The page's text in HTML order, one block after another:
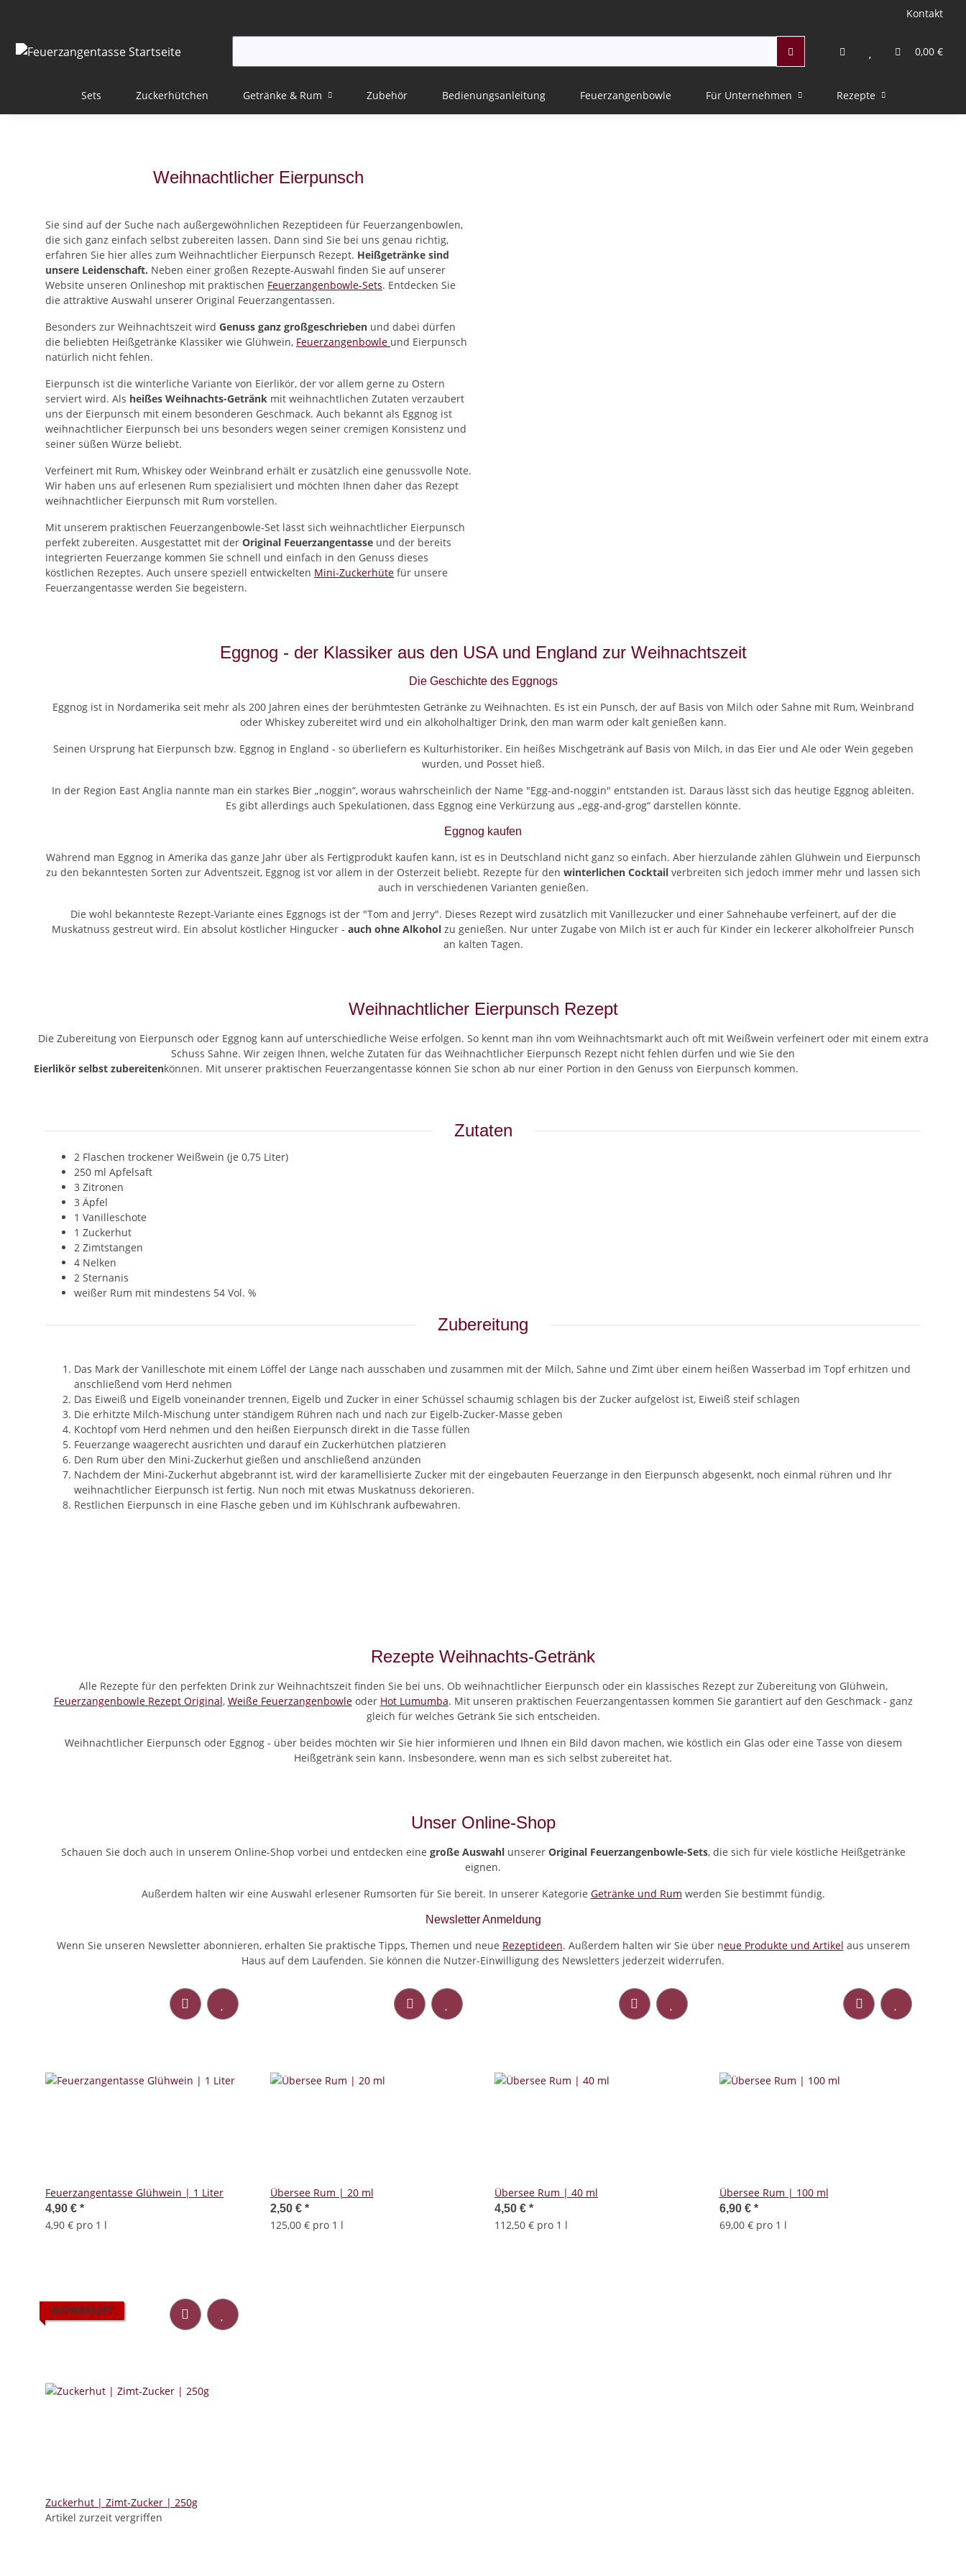
Kontakt
0,00 €
Sets Zuckerhütchen Getränke & Rum Zubehör Bedienungsanleitung Feuerzangenbowle Für Unternehmen Rezepte
Weihnachtlicher Eierpunsch
Sie sind auf der Suche nach außergewöhnlichen Rezeptideen für Feuerzangenbowlen,
die sich ganz einfach selbst zubereiten lassen. Dann sind Sie bei uns genau richtig,
erfahren Sie hier alles zum Weihnachtlicher Eierpunsch Rezept. Heißgetränke sind
unsere Leidenschaft. Neben einer großen Rezepte-Auswahl finden Sie auf unserer
Website unseren Onlineshop mit praktischen Feuerzangenbowle-Sets. Entdecken Sie
die attraktive Auswahl unserer Original Feuerzangentassen.
Besonders zur Weihnachtszeit wird Genuss ganz großgeschrieben und dabei dürfen
die beliebten Heißgetränke Klassiker wie Glühwein, Feuerzangenbowle und Eierpunsch
natürlich nicht fehlen.
Eierpunsch ist die winterliche Variante von Eierlikör, der vor allem gerne zu Ostern
serviert wird. Als heißes Weihnachts-Getränk mit weihnachtlichen Zutaten verzaubert
uns der Eierpunsch mit einem besonderen Geschmack. Auch bekannt als Eggnog ist
weihnachtlicher Eierpunsch bei uns besonders wegen seiner cremigen Konsistenz und
seiner süßen Würze beliebt.
Verfeinert mit Rum, Whiskey oder Weinbrand erhält er zusätzlich eine genussvolle Note.
Wir haben uns auf erlesenen Rum spezialisiert und möchten Ihnen daher das Rezept
weihnachtlicher Eierpunsch mit Rum vorstellen.
Mit unserem praktischen Feuerzangenbowle-Set lässt sich weihnachtlicher Eierpunsch
perfekt zubereiten. Ausgestattet mit der Original Feuerzangentasse und der bereits
integrierten Feuerzange kommen Sie schnell und einfach in den Genuss dieses
köstlichen Rezeptes. Auch unsere speziell entwickelten Mini-Zuckerhüte für unsere
Feuerzangentasse werden Sie begeistern.
Eggnog - der Klassiker aus den USA und England zur Weihnachtszeit
Die Geschichte des Eggnogs
Eggnog ist in Nordamerika seit mehr als 200 Jahren eines der berühmtesten Getränke zu Weihnachten. Es ist ein Punsch, der auf Basis von Milch oder Sahne mit Rum, Weinbrand
oder Whiskey zubereitet wird und ein alkoholhaltiger Drink, den man warm oder kalt genießen kann.
Seinen Ursprung hat Eierpunsch bzw. Eggnog in England - so überliefern es Kulturhistoriker. Ein heißes Mischgetränk auf Basis von Milch, in das Eier und Ale oder Wein gegeben
wurden, und Posset hieß.
In der Region East Anglia nannte man ein starkes Bier „noggin“, woraus wahrscheinlich der Name "Egg-and-noggin" entstanden ist. Daraus lässt sich das heutige Eggnog ableiten.
Es gibt allerdings auch Spekulationen, dass Eggnog eine Verkürzung aus „egg-and-grog“ darstellen könnte.
Eggnog kaufen
Während man Eggnog in Amerika das ganze Jahr über als Fertigprodukt kaufen kann, ist es in Deutschland nicht ganz so einfach. Aber hierzulande zählen Glühwein und Eierpunsch
zu den bekanntesten Sorten zur Adventszeit, Eggnog ist vor allem in der Osterzeit beliebt. Rezepte für den winterlichen Cocktailverbreiten sich jedoch immer mehr und lassen sich
auch in verschiedenen Varianten genießen.
Die wohl bekannteste Rezept-Variante eines Eggnogs ist der "Tom and Jerry". Dieses Rezept wird zusätzlich mit Vanillezucker und einer Sahnehaube verfeinert, auf der die
Muskatnuss gestreut wird. Ein absolut köstlicher Hingucker - auch ohne Alkohol zu genießen. Nur unter Zugabe von Milch ist er auch für Kinder ein leckerer alkoholfreier Punsch
an kalten Tagen.
Weihnachtlicher Eierpunsch Rezept
Die Zubereitung von Eierpunsch oder Eggnog kann auf unterschiedliche Weise erfolgen. So kennt man ihn vom Weihnachtsmarkt auch oft mit Weißwein verfeinert oder mit einem extra
Schuss Sahne. Wir zeigen Ihnen, welche Zutaten für das Weihnachtlicher Eierpunsch Rezept nicht fehlen dürfen und wie Sie den
Eierlikör selbst zubereitenkönnen. Mit unserer praktischen Feuerzangentasse können Sie schon ab nur einer Portion in den Genuss von Eierpunsch kommen.
Zutaten
2 Flaschen trockener Weißwein (je 0,75 Liter)
250 ml Apfelsaft
3 Zitronen
3 Äpfel
1 Vanilleschote
1 Zuckerhut
2 Zimtstangen
4 Nelken
2 Sternanis
weißer Rum mit mindestens 54 Vol. %
Zubereitung
Das Mark der Vanilleschote mit einem Löffel der Länge nach ausschaben und zusammen mit der Milch, Sahne und Zimt über einem heißen Wasserbad im Topf erhitzen und
anschließend vom Herd nehmen
Das Eiweiß und Eigelb voneinander trennen, Eigelb und Zucker in einer Schüssel schaumig schlagen bis der Zucker aufgelöst ist, Eiweiß steif schlagen
Die erhitzte Milch-Mischung unter ständigem Rühren nach und nach zur Eigelb-Zucker-Masse geben
Kochtopf vom Herd nehmen und den heißen Eierpunsch direkt in die Tasse füllen
Feuerzange waagerecht ausrichten und darauf ein Zuckerhütchen platzieren
Den Rum über den Mini-Zuckerhut gießen und anschließend anzünden
Nachdem der Mini-Zuckerhut abgebrannt ist, wird der karamellisierte Zucker mit der eingebauten Feuerzange in den Eierpunsch abgesenkt, noch einmal rühren und Ihr
weihnachtlicher Eierpunsch ist fertig. Nun noch mit etwas Muskatnuss dekorieren.
Restlichen Eierpunsch in eine Flasche geben und im Kühlschrank aufbewahren.
Rezepte Weihnachts-Getränk
Alle Rezepte für den perfekten Drink zur Weihnachtszeit finden Sie bei uns. Ob weihnachtlicher Eierpunsch oder ein klassisches Rezept zur Zubereitung von Glühwein,
Feuerzangenbowle Rezept Original, Weiße Feuerzangenbowleoder Hot Lumumba. Mit unseren praktischen Feuerzangentassen kommen Sie garantiert auf den Geschmack - ganz
gleich für welches Getränk Sie sich entscheiden.
Weihnachtlicher Eierpunsch oder Eggnog - über beides möchten wir Sie hier informieren und Ihnen ein Bild davon machen, wie köstlich ein Glas oder eine Tasse von diesem
Heißgetränk sein kann. Insbesondere, wenn man es sich selbst zubereitet hat.
Unser Online-Shop
Schauen Sie doch auch in unserem Online-Shop vorbei und entdecken eine große Auswahlunserer Original Feuerzangenbowle-Sets, die sich für viele köstliche Heißgetränke
eignen.
Außerdem halten wir eine Auswahl erlesener Rumsorten für Sie bereit. In unserer Kategorie Getränke und Rum werden Sie bestimmt fündig.
Newsletter Anmeldung
Wenn Sie unseren Newsletter abonnieren, erhalten Sie praktische Tipps, Themen und neue Rezeptideen. Außerdem halten wir Sie über neue Produkte und Artikel aus unserem
Haus auf dem Laufenden. Sie können die Nutzer-Einwilligung des Newsletters jederzeit widerrufen.
Feuerzangentasse Glühwein | 1 Liter
4,90 € *
4,90 € pro 1 l
Übersee Rum | 20 ml
2,50 € *
125,00 € pro 1 l
Übersee Rum | 40 ml
4,50 € *
112,50 € pro 1 l
Übersee Rum | 100 ml
6,90 € *
69,00 € pro 1 l
AUSVERKAUFT
Zuckerhut | Zimt-Zucker | 250g
Artikel zurzeit vergriffen